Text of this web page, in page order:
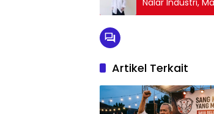
Nalar Industri,
Nasional
Artikel Terkait